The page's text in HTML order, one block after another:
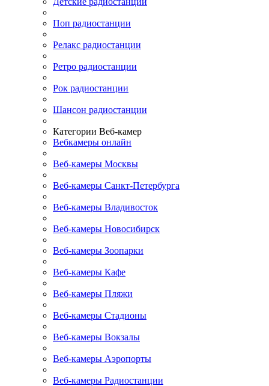
Поп радиостанции
Релакс радиостанции
Ретро радиостанции
Рок радиостанции
Шансон радиостанции
Категории Веб-камер
Вебкамеры онлайн
Веб-камеры Москвы
Веб-камеры Санкт-Петербурга
Веб-камеры Владивосток
Веб-камеры Новосибирск
Веб-камеры Зоопарки
Веб-камеры Кафе
Веб-камеры Пляжи
Веб-камеры Стадионы
Веб-камеры Вокзалы
Веб-камеры Аэропорты
Веб-камеры Радиостанции